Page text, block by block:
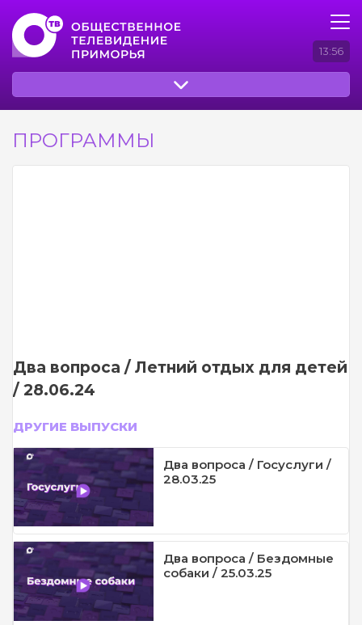
13:56
ПРОГРАММЫ
Два вопроса / Летний отдых для детей
/ 28.06.24
ДРУГИЕ ВЫПУСКИ
Два вопроса / Госуслуги /
28.03.25
Два вопроса / Бездомные
собаки / 25.03.25